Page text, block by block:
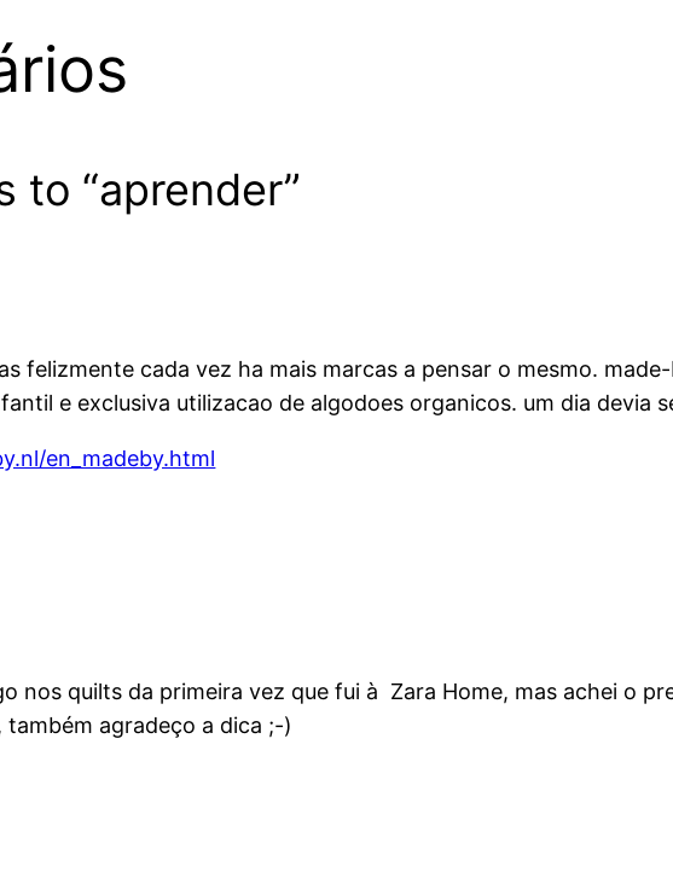
to “aprender”
felizmente cada vez ha mais marcas a pensar o mesmo.
e exclusiva utilizacao de algodoes organicos. um dia devia
en_madeby.html
nos quilts da primeira vez que fui à Zara Home, mas achei o
também agradeço a dica ;-)